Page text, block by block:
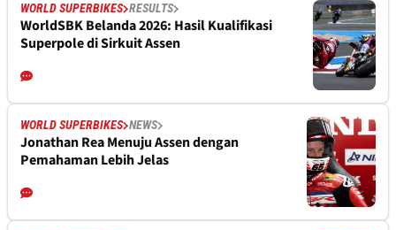
WORLD SUPERBIKES RESULTS
WorldSBK Belanda 2026: Hasil Kualifikasi
Superpole di Sirkuit Assen
WORLD SUPERBIKES NEWS
Jonathan Rea Menuju Assen dengan
Pemahaman Lebih Jelas